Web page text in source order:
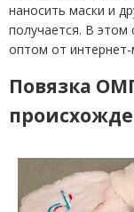
наносить маски и
получается. В
оптом от интернет-
Повязка